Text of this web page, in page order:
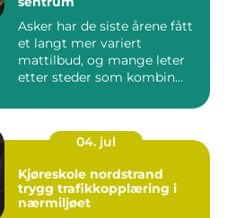
Asker har de siste årene fått
et langt mer variert
mattilbud, og mange leter
etter steder som kombin...
04. jul
Kjøreskole nordstrand
trygg trafikkopplæring i
nærmiljøet